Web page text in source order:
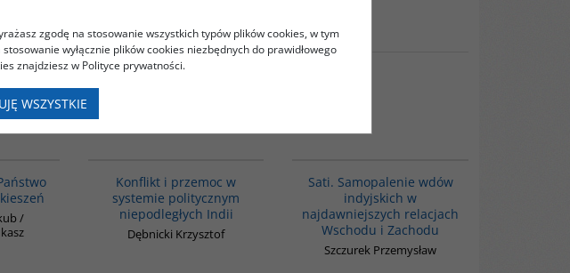
kupili także:
/
Konflikt i przemoc w
systemie politycznym
niepodległych Indii
Dębnicki Krzysztof
Sati. Samopalenie wdów
indyjskich w
najdawniejszych relacjach
Wschodu i Zachodu
Szczurek Przemysław
zgodę na stosowanie wszystkich typów plików cookies, w tym
wyłącznie plików cookies niezbędnych do prawidłowego
znajdziesz w Polityce prywatności.
WSZYSTKIE